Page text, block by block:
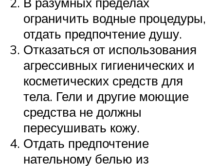
ограничить водные процедуры,
отдать предпочтение душу.
Отказаться от использования
агрессивных гигиенических и
косметических средств для
тела. Гели и другие моющие
средства не должны
пересушивать кожу.
Отдать предпочтение
нательному белью из